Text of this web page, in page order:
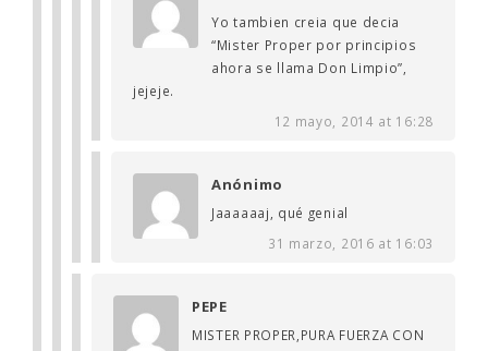
Yo tambien creia que decia
“Mister Proper por principios
ahora se llama Don Limpio”,
jejeje.
12 mayo, 2014 at 16:28
Anónimo
Jaaaaaaj, qué genial
31 marzo, 2016 at 16:03
PEPE
MISTER PROPER,PURA FUERZA CON